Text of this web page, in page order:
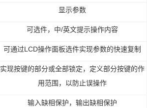
显示参数
可选件，中/英文提示操作内容
可通过LCD操作面板选件实现参数的快速复制
实现按键的部分或全部锁定，定义部分按键的作
用范围，以防止误操作
输入缺相保护，输出缺相保护